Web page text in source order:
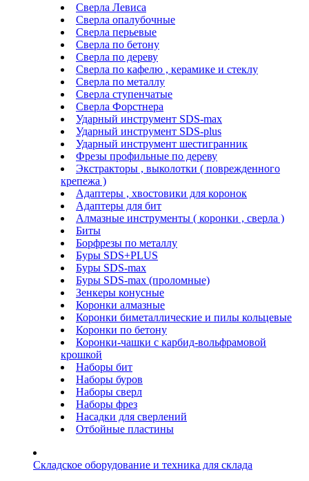
Сверла Левиса
Сверла опалубочные
Сверла перьевые
Сверла по бетону
Сверла по дереву
Сверла по кафелю , керамике и стеклу
Сверла по металлу
Сверла ступенчатые
Сверла Форстнера
Ударный инструмент SDS-max
Ударный инструмент SDS-plus
Ударный инструмент шестигранник
Фрезы профильные по дереву
Экстракторы , выколотки ( поврежденного
крепежа )
Адаптеры , хвостовики для коронок
Адаптеры для бит
Алмазные инструменты ( коронки , сверла )
Биты
Борфрезы по металлу
Буры SDS+PLUS
Буры SDS-max
Буры SDS-max (проломные)
Зенкеры конусные
Коронки алмазные
Коронки биметаллические и пилы кольцевые
Коронки по бетону
Коронки-чашки с карбид-вольфрамовой
крошкой
Наборы бит
Наборы буров
Наборы сверл
Наборы фрез
Насадки для сверлений
Отбойные пластины
Складское оборудование и техника для склада